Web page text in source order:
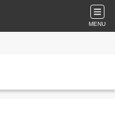
MENU